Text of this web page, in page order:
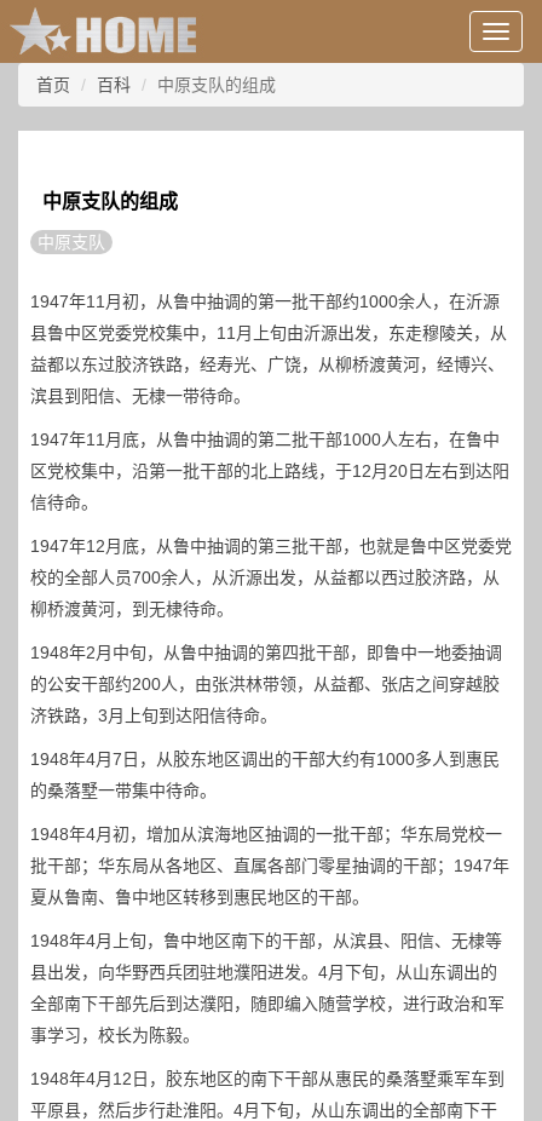
用
户
息/
登
首页 百科 中原支队的组成
中原支队的组成
中原支队
1947年11月初，从鲁中抽调的第一批干部约1000余人，在沂源
县鲁中区党委党校集中，11月上旬由沂源出发，东走穆陵关，从
益都以东过胶济铁路，经寿光、广饶，从柳桥渡黄河，经博兴、
滨县到阳信、无棣一带待命。
1947年11月底，从鲁中抽调的第二批干部1000人左右，在鲁中
区党校集中，沿第一批干部的北上路线，于12月20日左右到达阳
信待命。
1947年12月底，从鲁中抽调的第三批干部，也就是鲁中区党委党
校的全部人员700余人，从沂源出发，从益都以西过胶济路，从
柳桥渡黄河，到无棣待命。
1948年2月中旬，从鲁中抽调的第四批干部，即鲁中一地委抽调
的公安干部约200人，由张洪林带领，从益都、张店之间穿越胶
济铁路，3月上旬到达阳信待命。
1948年4月7日，从胶东地区调出的干部大约有1000多人到惠民
的桑落墅一带集中待命。
1948年4月初，增加从滨海地区抽调的一批干部；华东局党校一
批干部；华东局从各地区、直属各部门零星抽调的干部；1947年
夏从鲁南、鲁中地区转移到惠民地区的干部。
1948年4月上旬，鲁中地区南下的干部，从滨县、阳信、无棣等
县出发，向华野西兵团驻地濮阳进发。4月下旬，从山东调出的
全部南下干部先后到达濮阳，随即编入随营学校，进行政治和军
事学习，校长为陈毅。
1948年4月12日，胶东地区的南下干部从惠民的桑落墅乘军车到
平原县，然后步行赴淮阳。4月下旬，从山东调出的全部南下干